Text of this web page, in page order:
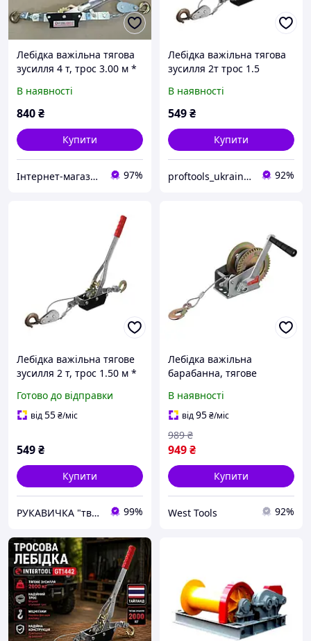
Лебідка важільна тягова
зусилля 4 т, трос 3.00 м *
троса 1.50 м пр-во
INTERTOOL GT1444
В наявності
840₴
Купити
Інтернет-магазин "Деталіон" 97%
Лебідка важільна тягова
зусилля 2т трос 1.5
троса 0,75 м INTERTOOL
GT1442
В наявності
549₴
Купити
proftools_ukraine_com_ua 92%
Лебідка важільна тягове
зусилля 2 т, трос 1.50 м *
троса 0,75 м INTERTOOL
GT1442
Готово до відправки
від55₴/міс
549₴
Купити
РУКАВИЧКА "твоя будівельна скарбничка" 99%
Лебідка важільна
барабанна, тягове
трос INTERTOOL GT1454
WES26
В наявності
від95₴/міс
949₴
989 ₴
Купити
West Tools 92%